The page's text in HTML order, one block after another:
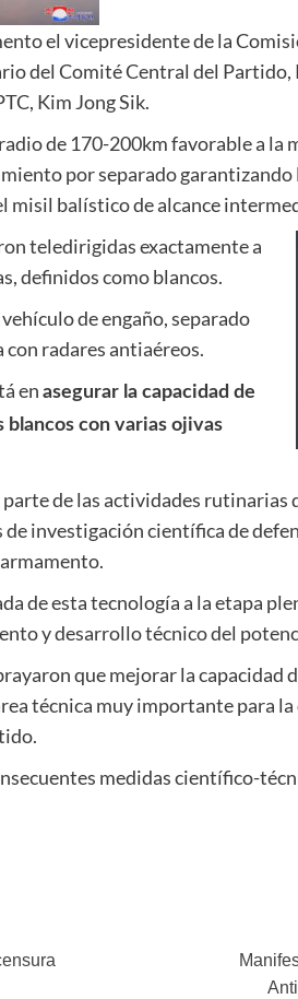
el vicepresidente de la
del Comité Central del Partido,
Kim Jong Sik.
de 170-200km favorable a la
por separado
misil balístico de alcance
teledirigidas exactamente a
definidos como blancos.
de engaño, separado
radares antiaéreos.
en asegurar la capacidad de
con varias ojivas
de las actividades rutinarias
de investigación científica de
de esta tecnología a la etapa
y desarrollo técnico del
que mejorar la
técnica muy importante para
medidas científico-